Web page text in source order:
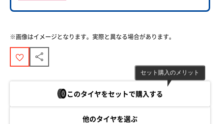
※画像はイメージとなります。実際と異なる場合があります。
セット購入のメリット
このタイヤをセットで購入する
他のタイヤを選ぶ